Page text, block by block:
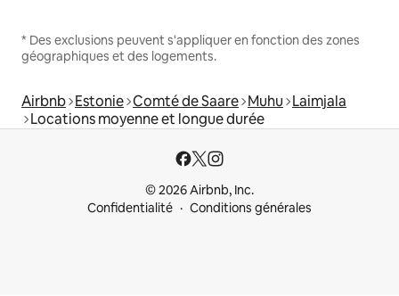
* Des exclusions peuvent s'appliquer en fonction des zones
géographiques et des logements.
Airbnb Estonie Comté de Saare Muhu Laimjala
Locations moyenne et longue durée
© 2026 Airbnb, Inc.
Confidentialité
Conditions générales